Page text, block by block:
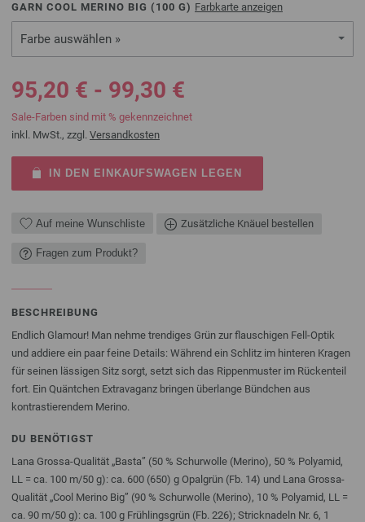
GARN COOL MERINO BIG ( 100 G) Farbkarte anzeigen
Farbe auswählen »
95,20 € - 99,30 €
Sale-Farben sind mit % gekennzeichnet
inkl. MwSt., zzgl. Versandkosten
IN DEN EINKAUFSWAGEN LEGEN
Auf meine Wunschliste Zusätzliche Knäuel bestellen
Fragen zum Produkt?
BESCHREIBUNG
Endlich Glamour! Man nehme trendiges Grün zur flauschigen Fell-Optik
und addiere ein paar feine Details: Während ein Schlitz im hinteren Kragen
für seinen lässigen Sitz sorgt, setzt sich das Rippenmuster im Rückenteil
fort. Ein Quäntchen Extravaganz bringen überlange Bündchen aus
kontrastierendem Merino.
DU BENÖTIGST
Lana Grossa-Qualität „Basta” (50 % Schurwolle (Merino), 50 % Polyamid,
LL = ca. 100 m/50 g): ca. 600 (650) g Opalgrün (Fb. 14) und Lana Grossa-
Qualität „Cool Merino Big” (90 % Schurwolle (Merino), 10 % Polyamid, LL =
ca. 90 m/50 g): ca. 100 g Frühlingsgrün (Fb. 226); Stricknadeln Nr. 6, 1